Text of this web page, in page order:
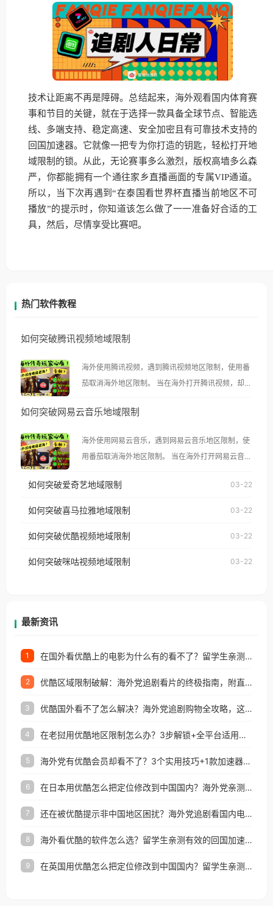
技术让距离不再是障碍。总结起来，海外观看国内体育赛
事和节目的关键，就在于选择一款具备全球节点、智能选
线、多端支持、稳定高速、安全加密且有可靠技术支持的
回国加速器。它就像一把专为你打造的钥匙，轻松打开地
域限制的锁。从此，无论赛事多么激烈，版权高墙多么森
严，你都能拥有一个通往家乡直播画面的专属VIP通道。
所以，当下次再遇到“在泰国看世界杯直播当前地区不可
播放”的提示时，你知道该怎么做了一一准备好合适的工
具，然后，尽情享受比赛吧。
热门软件教程
如何突破腾讯视频地域限制
海外使用腾讯视频，遇到腾讯视频地区限制，使用番
茄取消海外地区限制。 当在海外打开腾讯视频，却突
示语。 海外用户如香港、澳门、台湾、美国、加拿
像其他音乐平台一样，出现地区及版权限制问题，且
仅能在中国大陆地区播放。 遇到这个问题的朋友们，
使用番茄回国加速器，即可解决「海外用户收听腾讯
台湾、美国、加拿大、澳大利亚、欧洲等国家和地区
权限制所困扰。
如何突破网易云音乐地域限制
海外使用网易云音乐，遇到网易云音乐地区限制，使
用番茄取消海外地区限制。 当在海外打开网易云音
播放”的提示语。 海外用户如香港、澳门、台湾、美
国、加拿大、澳大利亚、欧洲等国家和地区时，网易
制问题，且仅能在中国大陆地区播放。 遇到这个问题
户收听网易云音乐地区版权限制」的问题，无论人在
如何突破爱奇艺地域限制 03-22
如何突破喜马拉雅地域限制 03-22
如何突破优酷视频地域限制 03-22
如何突破咪咕视频地域限制 03-22
最新资讯
1 在国外看优酷上的电影为什么有的看不了？留学生亲测有效的回国加速方案
2 优酷区域限制破解：海外党追剧看片的终极指南，附直播欧冠+1905电影网解决方案
3 优酷国外看不了怎么解决？海外党追剧购物全攻略，这招亲测有效！
4 在老挝用优酷地区限制怎么办？3步解锁+全平台适用的回国加速器指南
5 海外党有优酷会员却看不了？3个实用技巧+1款加速器解决追剧&金融APP难题
6 在日本用优酷怎么把定位修改到中国国内？海外党亲测有效的回国加速指南
7 还在被优酷提示非中国地区困扰？海外党追剧看国内电影的正确打开方式
8 海外看优酷的软件怎么选？留学生亲测有效的回国加速方案
9 在英国用优酷怎么把定位修改到中国国内？留学生亲测有效的回国加速方案